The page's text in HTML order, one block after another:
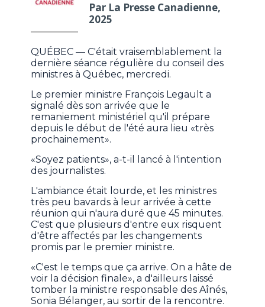
Par La Presse Canadienne,
2025
QUÉBEC — C'était vraisemblablement la
dernière séance régulière du conseil des
ministres à Québec, mercredi.
Le premier ministre François Legault a
signalé dès son arrivée que le
remaniement ministériel qu'il prépare
depuis le début de l'été aura lieu «très
prochainement».
«Soyez patients», a-t-il lancé à l'intention
des journalistes.
L'ambiance était lourde, et les ministres
très peu bavards à leur arrivée à cette
réunion qui n'aura duré que 45 minutes.
C'est que plusieurs d'entre eux risquent
d'être affectés par les changements
promis par le premier ministre.
«C'est le temps que ça arrive. On a hâte de
voir la décision finale», a d'ailleurs laissé
tomber la ministre responsable des Aînés,
Sonia Bélanger, au sortir de la rencontre.